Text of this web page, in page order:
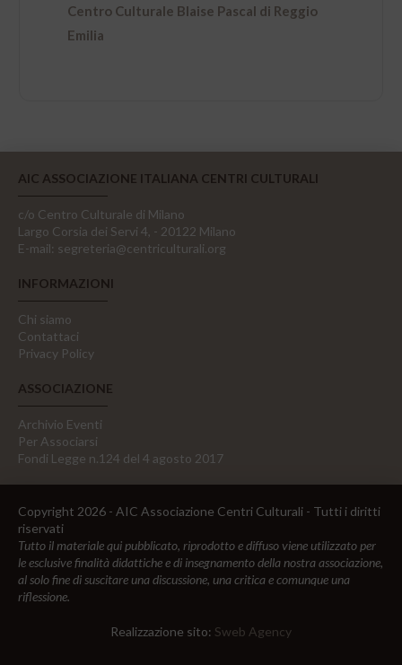
Centro Culturale Blaise Pascal di Reggio
Emilia
AIC ASSOCIAZIONE ITALIANA CENTRI CULTURALI
c/o Centro Culturale di Milano
Largo Corsia dei Servi 4, - 20122 Milano
E-mail: segreteria@centriculturali.org
INFORMAZIONI
Chi siamo
Contattaci
Privacy Policy
ASSOCIAZIONE
Archivio Eventi
Per Associarsi
Fondi Legge n.124 del 4 agosto 2017
Copyright 2026 - AIC Associazione Centri Culturali - Tutti i diritti
riservati
Tutto il materiale qui pubblicato, riprodotto e diffuso viene utilizzato per
le esclusive finalità didattiche e di insegnamento della nostra associazione,
al solo fine di suscitare una discussione, una critica e comunque una
riflessione.
Realizzazione sito: Sweb Agency